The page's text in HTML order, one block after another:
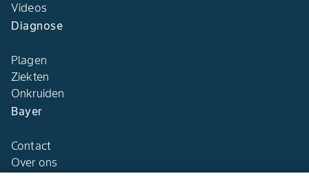
Videos
Diagnose
Plagen
Ziekten
Onkruiden
Bayer
Contact
Over ons